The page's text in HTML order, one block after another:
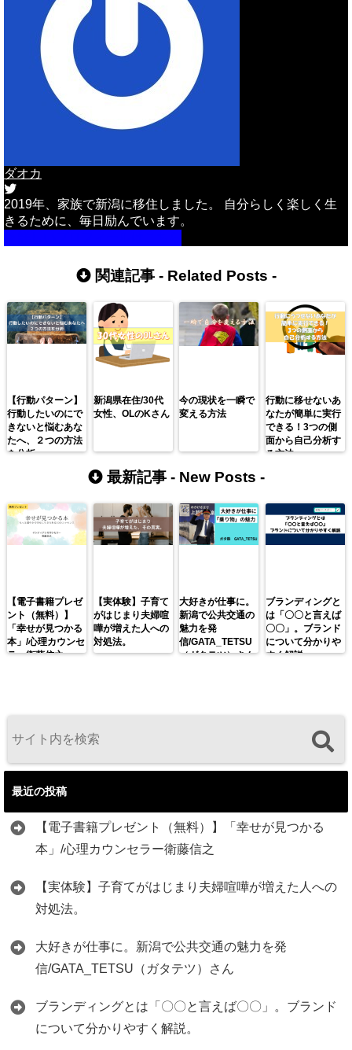
ダオカ
2019年、家族で新潟に移住しました。 自分らしく楽しく生
きるために、毎日励んでいます。
関連記事 - Related Posts -
【行動パターン】
行動したいのにで
きないと悩むあな
たへ、２つの方法
を分析。
新潟県在住/30代
女性、OLのKさん
今の現状を一瞬で
変える方法
行動に移せないあ
なたが簡単に実行
できる！3つの側
面から自己分析す
る方法
最新記事 - New Posts -
【電子書籍プレゼ
ント（無料）】
「幸せが見つかる
本」/心理カウンセ
ラー衛藤信之
【実体験】子育て
がはじまり夫婦喧
嘩が増えた人への
対処法。
大好きが仕事に。
新潟で公共交通の
魅力を発
信/GATA_TETSU
（ガタテツ）さん
ブランディングと
は「〇〇と言えば
〇〇」。ブランド
について分かりや
すく解説。
最近の投稿
【電子書籍プレゼント（無料）】「幸せが見つかる
本」/心理カウンセラー衛藤信之
【実体験】子育てがはじまり夫婦喧嘩が増えた人への
対処法。
大好きが仕事に。新潟で公共交通の魅力を発
信/GATA_TETSU（ガタテツ）さん
ブランディングとは「〇〇と言えば〇〇」。ブランド
について分かりやすく解説。